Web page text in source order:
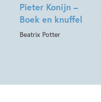
Pieter Konijn –
Boek en knuffel
Beatrix Potter